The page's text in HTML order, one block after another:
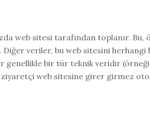
web sitesi tarafından toplanır.
veriler, bu web sitesini
bir tür teknik veridir
web sitesine girer girmez